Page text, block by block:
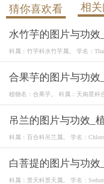
猜你喜欢看 相
水竹芋的图片与功
科属：竹芋科水竹芋属。 学名：
合果芋的图片与功效
植物名：合果芋。 科属：天南星科
吊兰的图片与功效_
科属：百合科吊兰属。 学名：
白菩提的图片与功
科属：景天科景天属。 学名：